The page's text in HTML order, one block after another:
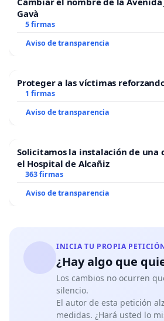
Gavà
5 firmas
Aviso de transparencia
Proteger a las víctimas
1 firmas
Aviso de transparencia
Solicitamos la instalación de una
el Hospital de Alcañiz
363 firmas
Aviso de transparencia
INICIA TU PROPIA
¿Hay algo que
Los cambios no ocurren
silencio.
El autor de esta petición
medidas. ¿Hará usted lo